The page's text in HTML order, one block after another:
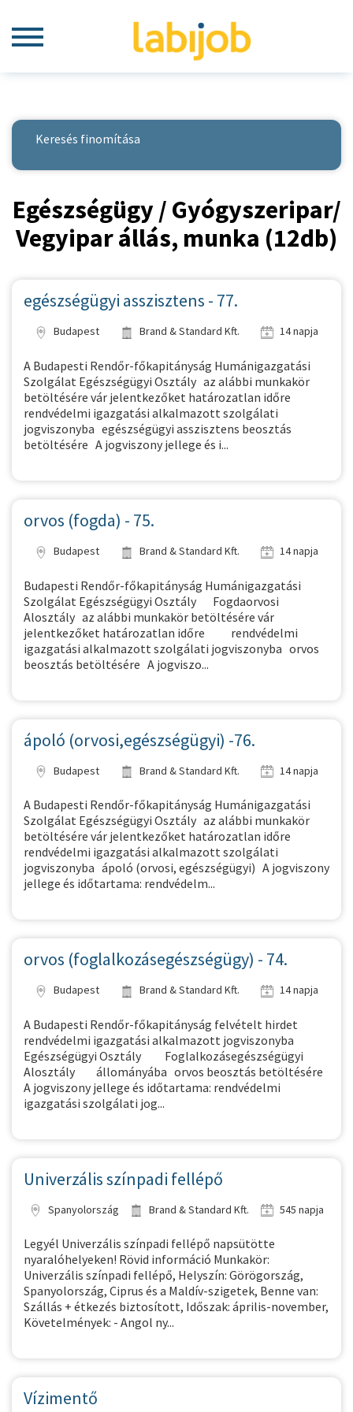
Egészségügy / Gyógyszeripar/
Vegyipar állás, munka (12db)
egészségügyi asszisztens - 77.
Budapest Brand & Standard Kft. 14 napja
A Budapesti Rendőr-főkapitányság Humánigazgatási
Szolgálat Egészségügyi Osztály az alábbi munkakör
betöltésére vár jelentkezőket határozatlan időre
rendvédelmi igazgatási alkalmazott szolgálati
jogviszonyba egészségügyi asszisztens beosztás
betöltésére A jogviszony jellege és i...
orvos (fogda) - 75.
Budapest Brand & Standard Kft. 14 napja
Budapesti Rendőr-főkapitányság Humánigazgatási
Szolgálat Egészségügyi Osztály Fogdaorvosi
Alosztály az alábbi munkakör betöltésére vár
jelentkezőket határozatlan időre rendvédelmi
igazgatási alkalmazott szolgálati jogviszonyba orvos
beosztás betöltésére A jogviszo...
ápoló (orvosi,egészségügyi) -76.
Budapest Brand & Standard Kft. 14 napja
A Budapesti Rendőr-főkapitányság Humánigazgatási
Szolgálat Egészségügyi Osztály az alábbi munkakör
betöltésére vár jelentkezőket határozatlan időre
rendvédelmi igazgatási alkalmazott szolgálati
jogviszonyba ápoló (orvosi, egészségügyi) A jogviszony
jellege és időtartama: rendvédelm...
orvos (foglalkozásegészségügy) - 74.
Budapest Brand & Standard Kft. 14 napja
A Budapesti Rendőr-főkapitányság felvételt hirdet
rendvédelmi igazgatási alkalmazott jogviszonyba
Egészségügyi Osztály Foglalkozásegészségügyi
Alosztály állományába orvos beosztás betöltésére
A jogviszony jellege és időtartama: rendvédelmi
igazgatási szolgálati jog...
Univerzális színpadi fellépő
Spanyolország Brand & Standard Kft. 545 napja
Legyél Univerzális színpadi fellépő napsütötte
nyaralóhelyeken! Rövid információ Munkakör:
Univerzális színpadi fellépő, Helyszín: Görögország,
Spanyolország, Ciprus és a Maldív-szigetek, Benne van:
Szállás + étkezés biztosított, Időszak: április-november,
Követelmények: - Angol ny...
Vízimentő
Keresés finomítása